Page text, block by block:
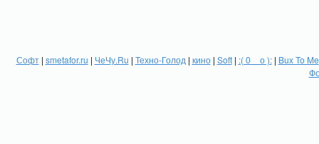
Софт| smetafor.ru | ЧеЧу.Ru | Техно-Голод | кино| Soft| :( 0 _ о ):| Bux To Me